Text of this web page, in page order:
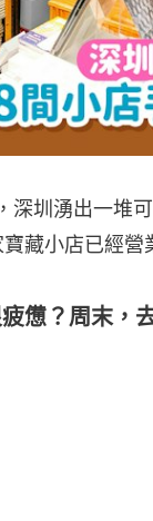
深圳湧出一堆
藏小店已經營
憊？周末，